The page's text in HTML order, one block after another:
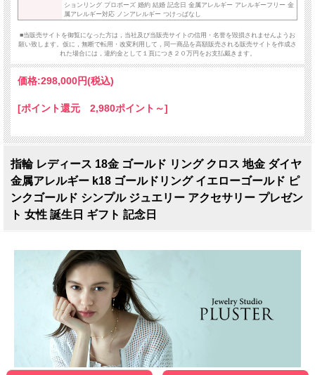
し
■当販売サイトを御覧になった方は，当社及び当販売サイトの信用・名誉を毀損されません
ようお願い致します。仮に，無断で転用・改変利用して，同一商品を高額販売される販売
サイトを作成された場合には，違約金として１頁につき２０万円をお支払戴きます。
ションリング プロポーズ 婚約 結婚 記念日 金属アレルギー アレルギーフリー 金
属アレルギー対応 ノンアレルギー つけっぱなし
■当販売サイトを御覧になった方は，当社及び当販売サイトの信用・名誉を毀損されませんようお
願い致します。仮に，無断で転用・改変利用して，同一商品を高額販売される販売サイトを作成さ
れた場合には，違約金として１頁につき２０万円をお支払戴きます。
価格:298,000円(税込)
[ポイント還元 2,980ポイント～]
指輪 レディース 18金 ゴールド リング クロス 地金 ダイヤ
金属アレルギー k18 ゴールドリング イエローゴールド ピ
ンクゴールド シンプル ジュエリー アクセサリー プレゼン
ト 女性 誕生日 ギフト 記念日